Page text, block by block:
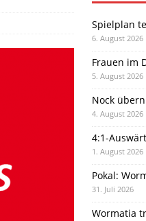
Spielplan
6. August 2026
Frauen im
5. August 2026
Nock
4. August 2026
4:1-
1. August 2026
Pokal:
31. Juli 2026
Wormatia